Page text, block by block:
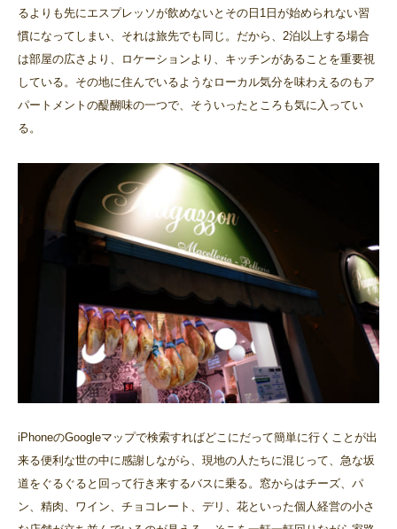
るよりも先にエスプレッソが飲めないとその日1日が始められない習
慣になってしまい、それは旅先でも同じ。だから、2泊以上する場合
は部屋の広さより、ロケーションより、キッチンがあることを重要視
している。その地に住んでいるようなローカル気分を味わえるのもア
パートメントの醍醐味の一つで、そういったところも気に入ってい
る。
iPhoneのGoogleマップで検索すればどこにだって簡単に行くことが出
来る便利な世の中に感謝しながら、現地の人たちに混じって、急な坂
道をぐるぐると回って行き来するバスに乗る。窓からはチーズ、パ
ン、精肉、ワイン、チョコレート、デリ、花といった個人経営の小さ